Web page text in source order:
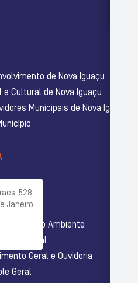
de Nova Iguaçu
e Cultural de Nova Iguaçu
Municipais de Nova Iguaçu
528
Janeiro
e Meio Ambiente
Social
Geral e Ouvidoria
Geral